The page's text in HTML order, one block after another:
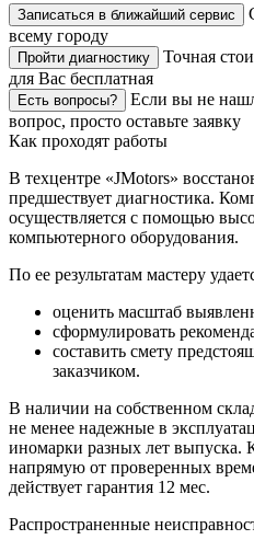
Записаться в ближайший сервис
всему городу
Пройти диагностику
Точная
для Вас бесплатная
Есть вопросы?
Если вы не
вопрос, просто оставьте заявку
Как проходят работы
В техцентре «JMotors»
предшествует диагностика.
осуществляется с помощью
компьютерного оборудования.
По ее результатам мастеру
оценить масштаб
сформулировать
составить смету
заказчиком.
В наличии на собственном
не менее надежные в
иномарки разных лет
напрямую от проверенных
действует гарантия 12 мес.
Распространенные